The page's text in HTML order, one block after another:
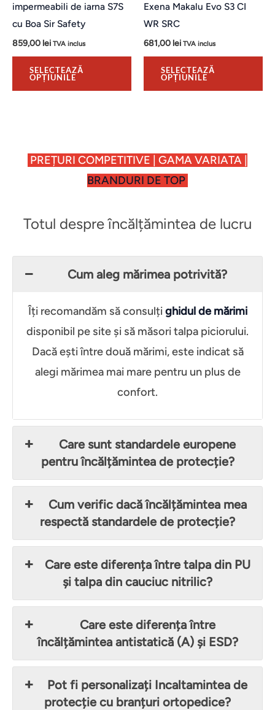
impermeabili de iarna S7S
cu Boa Sir Safety
859,00 lei TVA inclus
SELECTEAZĂ
OPȚIUNILE
produsului.
Exena Makalu Evo S3 CI
WR SRC
681,00 lei TVA inclus
SELECTEAZĂ
OPȚIUNILE
PREȚURI COMPETITIVE | GAMA VARIATA |
BRANDURI DE TOP
Totul despre încălțămintea de lucru
Cum aleg mărimea potrivită?
Îți recomandăm să consulțighidul de mărimi
disponibil pe site și să măsori talpa piciorului.
Dacă ești între două mărimi, este indicat să
alegi mărimea mai mare pentru un plus de
confort.
Care sunt standardele europene
pentru încălțămintea de protecție?
Cum verific dacă încălțămintea mea
respectă standardele de protecție?
Care este diferența între talpa din PU
și talpa din cauciuc nitrilic?
Care este diferența între
încălțămintea antistatică (A) și ESD?
Pot fi personalizați Incaltamintea de
protecție cu branțuri ortopedice?